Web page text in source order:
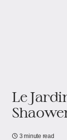
Le
3 minute read